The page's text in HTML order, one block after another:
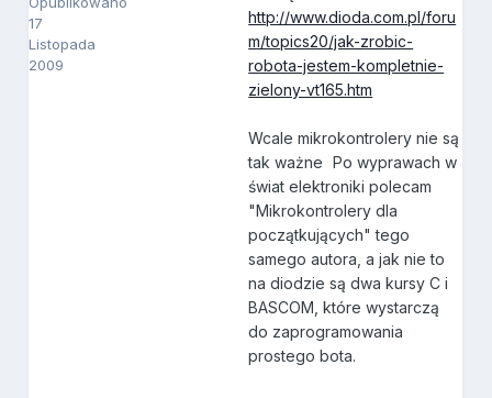
17
Listopada
2009
http://www.dioda.com.pl/foru
m/topics20/jak-zrobic-
robota-jestem-kompletnie-
zielony-vt165.htm
Wcale mikrokontrolery nie są
tak ważne Po wyprawach w
świat elektroniki polecam
"Mikrokontrolery dla
początkujących" tego
samego autora, a jak nie to
na diodzie są dwa kursy C i
BASCOM, które wystarczą
do zaprogramowania
prostego bota.